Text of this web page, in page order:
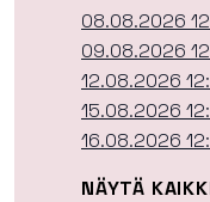
08.08.2026
09.08.2026
12.08.2026
15.08.2026
16.08.2026
NÄYTÄ